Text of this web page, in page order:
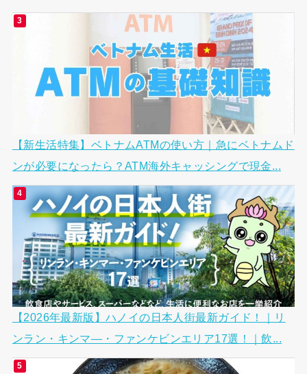
【新生活特集】ベトナムATMの使い方｜急にベトナムド
ンが必要になったら？ATM海外キャッシングで現金...
【2026年最新版】ハノイの日本人街最新ガイド！｜リ
ンラン・キンマ―・ファンケビンエリア17選！｜飲...